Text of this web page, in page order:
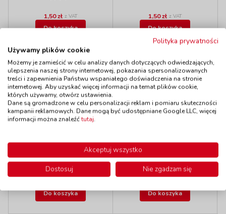
1,50 zł z VAT
Do koszyka
1,50 zł z VAT
Do koszyka
Polecamy
W magazynie
Do koszyka
ciemnoniebieska
DostępnośćW magazynie
do 5 dni
Do koszyka
Polityka prywatności
Używamy plików cookie
Możemy je zamieścić w celu analizy danych dotyczących odwiedzających,
ulepszenia naszej strony internetowej, pokazania spersonalizowanych
treści i zapewnienia Państwu wspaniałego doświadczenia na stronie
internetowej. Aby uzyskać więcej informacji na temat plików cookie,
których używamy, otwórz ustawienia.
Dane są gromadzone w celu personalizacji reklam i pomiaru skuteczności
kampanii reklamowych. Dane mogą być udostępniane Google LLC, więcej
informacji można znaleźćtutaj.
Akceptuj wszystko
Dostosuj
Nie zgadzam się